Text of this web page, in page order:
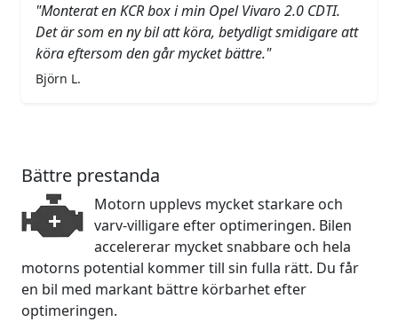
"Monterat en KCR box i min Opel Vivaro 2.0 CDTI.
Det är som en ny bil att köra, betydligt smidigare att
köra eftersom den går mycket bättre."
Björn L.
Bättre prestanda
Motorn upplevs mycket starkare och
varv-villigare efter optimeringen. Bilen
accelererar mycket snabbare och hela
motorns potential kommer till sin fulla rätt. Du får
en bil med markant bättre körbarhet efter
optimeringen.